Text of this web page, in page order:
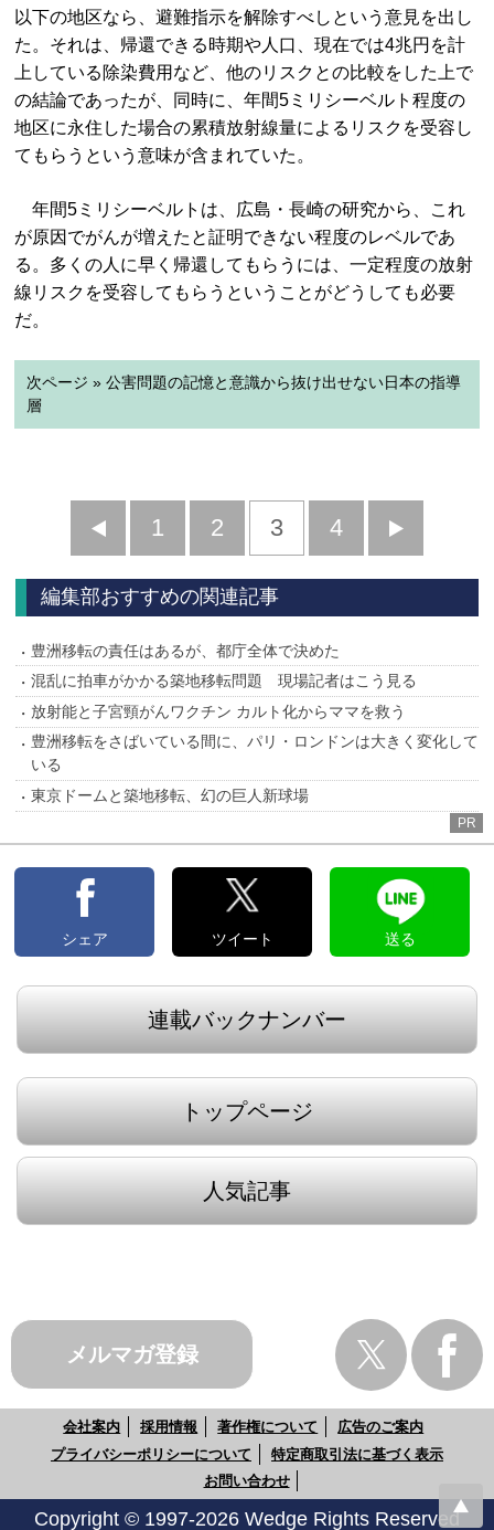
以下の地区なら、避難指示を解除すべしという意見を出し
た。それは、帰還できる時期や人口、現在では4兆円を計
上している除染費用など、他のリスクとの比較をした上で
の結論であったが、同時に、年間5ミリシーベルト程度の
地区に永住した場合の累積放射線量によるリスクを受容し
てもらうという意味が含まれていた。
年間5ミリシーベルトは、広島・長崎の研究から、これ
が原因でがんが増えたと証明できない程度のレベルであ
る。多くの人に早く帰還してもらうには、一定程度の放射
線リスクを受容してもらうということがどうしても必要
だ。
次ページ » 公害問題の記憶と意識から抜け出せない日本の指導
層
前
へ
1 2 3 4
へ
編集部おすすめの関連記事
豊洲移転の責任はあるが、都庁全体で決めた
混乱に拍車がかかる築地移転問題 現場記者はこう見る
放射能と子宮頸がんワクチン カルト化からママを救う
豊洲移転をさばいている間に、パリ・ロンドンは大きく変化して
いる
東京ドームと築地移転、幻の巨人新球場
PR
シェア ツイート 送る
連載バックナンバー
トップページ
人気記事
メルマガ登録
会社案内 採用情報 著作権について
広告のご案内
プライバシーポリシーについて
特定商取引法に基づく表示
お問い合わせ
Copyright © 1997-2026 Wedge Rights Reserved